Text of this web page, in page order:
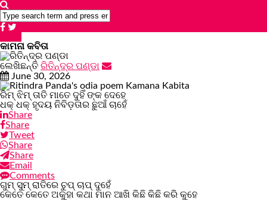
କାମନା କବିତା
ଲେଖିଛନ୍ତି ରିତିନ୍ଦ୍ର ପଣ୍ଡା
June 30, 2026
‎ରିମ୍ ଝିମ୍ ତାତି ମାତେ ଦୁହିଁ ଙ୍କ ଦେହେ
‎ଧକ୍ ଧକ୍ ହୃଦୟ ନିବିଡ଼ତାର ଛୁଆଁ ଚାହେଁ
Share
Share
Tweet
Share
Share
Email
Comments
‎ଗୁମ୍ ସୁମ୍ ରାତିରେ ଚୁପ୍ ଚାପ୍ ଦୁହେଁ
‎କେତେ କେତେ ଅକୁହା କଥା ମାନ ଆଖି କିଛି କିଛି କରି କୁହେ